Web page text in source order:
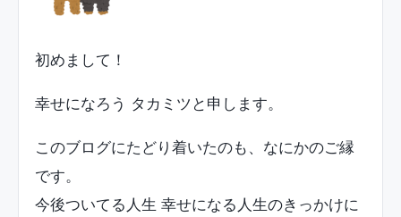
初めまして！
幸せになろう タカミツと申します。
このブログにたどり着いたのも、なにかのご縁
です。
今後ついてる人生 幸せになる人生のきっかけに